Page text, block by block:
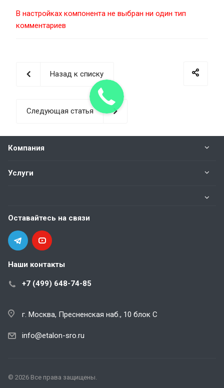
В настройках компонента не выбран ни один тип
комментариев
Назад к списку
Следующая статья
Компания
Услуги
Оставайтесь на связи
Наши контакты
+7 (499) 648-74-85
г. Москва, Пресненская наб., 10 блок С
info@etalon-sro.ru
© 2026 Все права защищены.